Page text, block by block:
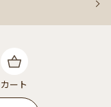
カート